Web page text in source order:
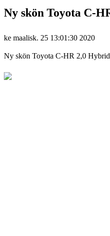
Ny skön Toyota C-
ke maalisk. 25 13:01:30 2020
Ny skön Toyota C-HR 2,0